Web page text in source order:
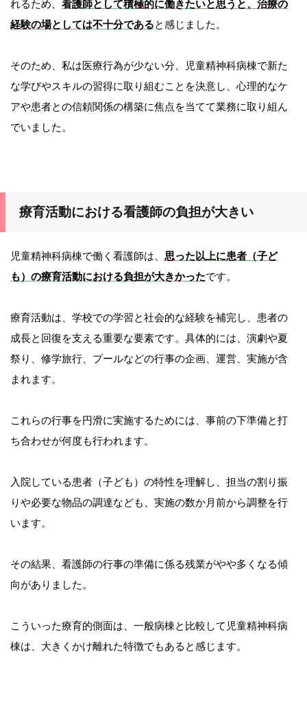
れるため、 看護師として積極的に働きたいと思うと、治療の
経験の場としては不十分であると感じました。
そのため、私は医療行為が少ない分、児童精神科病棟で新た
な学びやスキルの習得に取り組むことを決意し、心理的なケ
アや患者との信頼関係の構築に焦点を当てて業務に取り組ん
でいました。
療育活動における看護師の負担が大きい
児童精神科病棟で働く看護師は、 思った以上に患者（子ど
も）の療育活動における負担が大きかったです。
療育活動は、学校での学習と社会的な経験を補完し、患者の
成長と回復を支える重要な要素です。具体的には、演劇や夏
祭り、修学旅行、プールなどの行事の企画、運営、実施が含
まれます。
これらの行事を円滑に実施するためには、事前の下準備と打
ち合わせが何度も行われます。
入院している患者（子ども）の特性を理解し、担当の割り振
りや必要な物品の調達なども、実施の数か月前から調整を行
います。
その結果、看護師の行事の準備に係る残業がやや多くなる傾
向がありました。
こういった療育的側面は、一般病棟と比較して児童精神科病
棟は、大きくかけ離れた特徴でもあると感じます。